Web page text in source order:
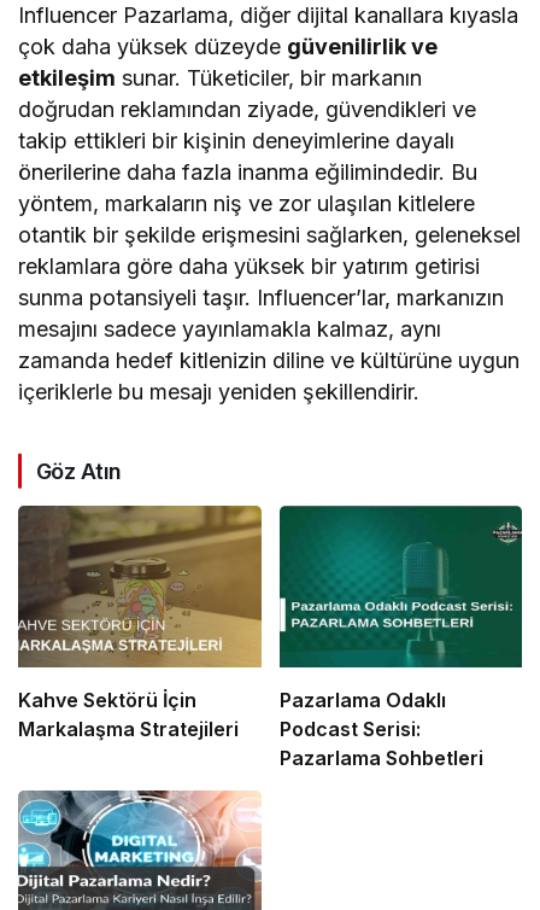
Influencer Pazarlama, diğer dijital kanallara kıyasla
çok daha yüksek düzeyde güvenilirlik ve
etkileşim sunar. Tüketiciler, bir markanın
doğrudan reklamından ziyade, güvendikleri ve
takip ettikleri bir kişinin deneyimlerine dayalı
önerilerine daha fazla inanma eğilimindedir. Bu
yöntem, markaların niş ve zor ulaşılan kitlelere
otantik bir şekilde erişmesini sağlarken, geleneksel
reklamlara göre daha yüksek bir yatırım getirisi
sunma potansiyeli taşır. Influencer’lar, markanızın
mesajını sadece yayınlamakla kalmaz, aynı
zamanda hedef kitlenizin diline ve kültürüne uygun
içeriklerle bu mesajı yeniden şekillendirir.
Göz Atın
Kahve Sektörü İçin
Markalaşma Stratejileri
Pazarlama Odaklı
Podcast Serisi:
Pazarlama Sohbetleri